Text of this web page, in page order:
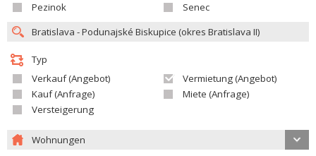
Pezinok
Senec
Typ
Verkauf (Angebot)
Vermietung (Angebot)
Kauf (Anfrage)
Miete (Anfrage)
Versteigerung
Wohnungen